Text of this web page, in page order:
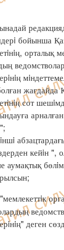
бойынша
орталық
жағдайда
сот
кейiн ",
аумақтық
деген